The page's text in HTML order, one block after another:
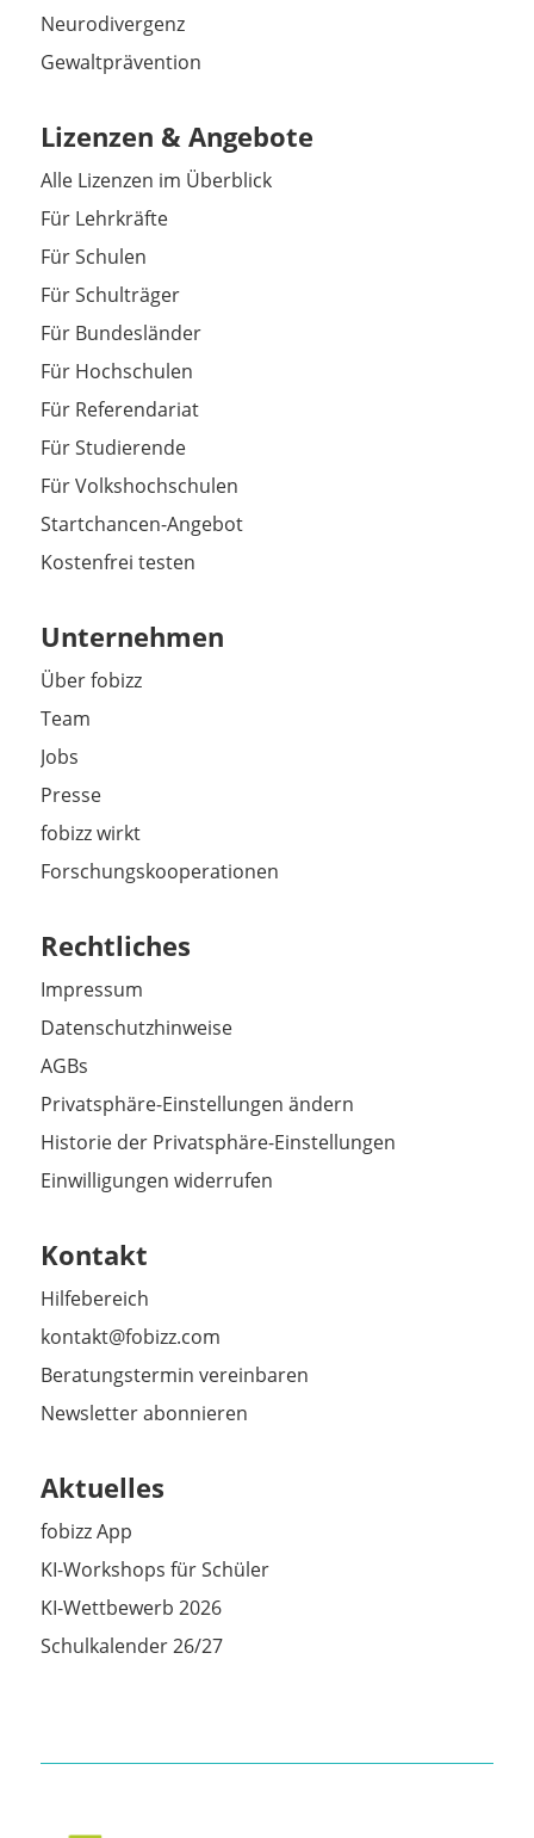
Neurodivergenz
Gewaltprävention
Lizenzen & Angebote
Alle Lizenzen im Überblick
Für Lehrkräfte
Für Schulen
Für Schulträger
Für Bundesländer
Für Hochschulen
Für Referendariat
Für Studierende
Für Volkshochschulen
Startchancen-Angebot
Kostenfrei testen
Unternehmen
Über fobizz
Team
Jobs
Presse
fobizz wirkt
Forschungskooperationen
Rechtliches
Impressum
Datenschutzhinweise
AGBs
Privatsphäre-Einstellungen ändern
Historie der Privatsphäre-Einstellungen
Einwilligungen widerrufen
Kontakt
Hilfebereich
kontakt@fobizz.com
Beratungstermin vereinbaren
Newsletter abonnieren
Aktuelles
fobizz App
KI-Workshops für Schüler
KI-Wettbewerb 2026
Schulkalender 26/27